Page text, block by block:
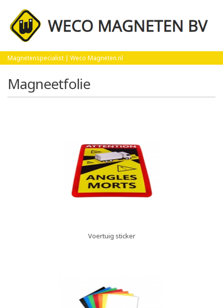
Magnetenspecialist | Weco Magneten.nl
Home
Magneetfolie
Voertuig sticker